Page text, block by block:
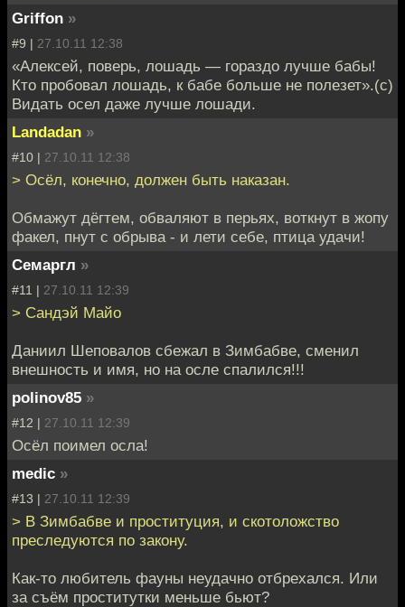
Griffon »
#9 | 27.10.11 12:38
«Алексей, поверь, лошадь — гораздо лучше бабы!
Кто пробовал лошадь, к бабе больше не полезет».(с)
Видать осел даже лучше лошади.
Landadan »
#10 | 27.10.11 12:38
> Осёл, конечно, должен быть наказан.
Обмажут дёгтем, обваляют в перьях, воткнут в жопу
факел, пнут с обрыва - и лети себе, птица удачи!
Семаргл »
#11 | 27.10.11 12:39
> Сандэй Майо
Даниил Шеповалов сбежал в Зимбабве, сменил
внешность и имя, но на осле спалился!!!
polinov85 »
#12 | 27.10.11 12:39
Осёл поимел осла!
medic »
#13 | 27.10.11 12:39
> В Зимбабве и проституция, и скотоложство
преследуются по закону.
Как-то любитель фауны неудачно отбрехался. Или
за съём проститутки меньше бьют?